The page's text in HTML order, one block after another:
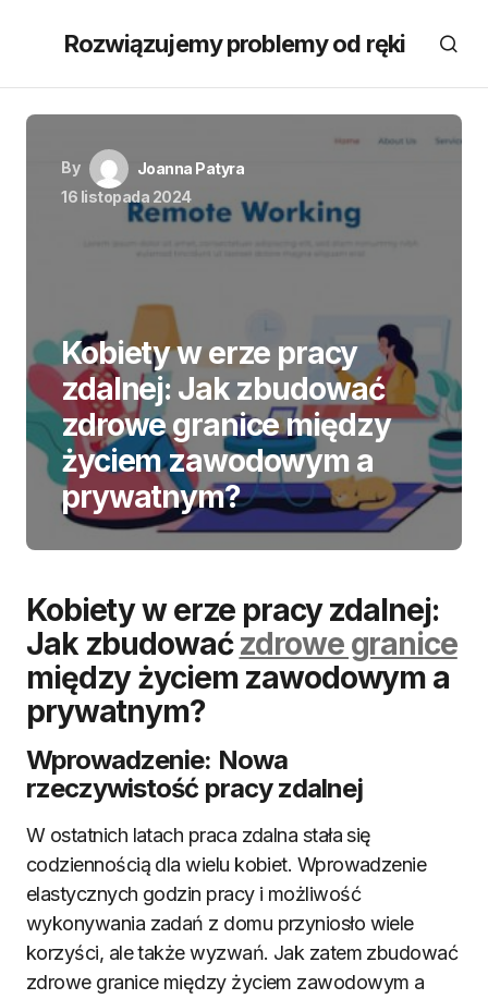
Rozwiązujemy problemy od ręki
By
Joanna Patyra
16 listopada 2024
Kobiety w erze pracy
zdalnej: Jak zbudować
zdrowe granice między
życiem zawodowym a
prywatnym?
Kobiety w erze pracy zdalnej:
Jak zbudowaćzdrowe granice
między życiem zawodowym a
prywatnym?
Wprowadzenie: Nowa
rzeczywistość pracy zdalnej
W ostatnich latach praca zdalna stała się
codziennością dla wielu kobiet. Wprowadzenie
elastycznych godzin pracy i możliwość
wykonywania zadań z domu przyniosło wiele
korzyści, ale także wyzwań. Jak zatem zbudować
zdrowe granice między życiem zawodowym a